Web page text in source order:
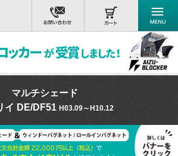
マルチシェード
イ DE/DF51 H03.09～H10.12